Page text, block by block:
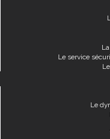
Le service
Le